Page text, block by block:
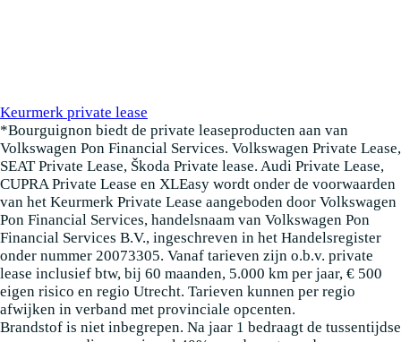
Keurmerk private lease
*Bourguignon biedt de private leaseproducten aan van
Volkswagen Pon Financial Services. Volkswagen Private Lease,
SEAT Private Lease, Škoda Private lease. Audi Private Lease,
CUPRA Private Lease en XLEasy wordt onder de voorwaarden
van het Keurmerk Private Lease aangeboden door Volkswagen
Pon Financial Services, handelsnaam van Volkswagen Pon
Financial Services B.V., ingeschreven in het Handelsregister
onder nummer 20073305. Vanaf tarieven zijn o.b.v. private
lease inclusief btw, bij 60 maanden, 5.000 km per jaar, € 500
eigen risico en regio Utrecht. Tarieven kunnen per regio
afwijken in verband met provinciale opcenten.
Brandstof is niet inbegrepen. Na jaar 1 bedraagt de tussentijdse